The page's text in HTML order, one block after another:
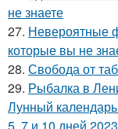
не знаете
27. Невероятные
которые вы не
28. Свобода от
29. Рыбалка в
Лунный
5, 7 и 10 дней